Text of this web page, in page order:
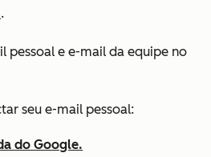
.
pessoal e e-mail da equipe no
seu e-mail pessoal:
do Google.